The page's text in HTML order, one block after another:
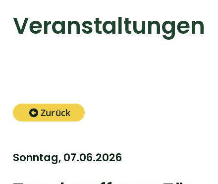
Veranstaltungen
Zurück
Sonntag, 07.06.2026